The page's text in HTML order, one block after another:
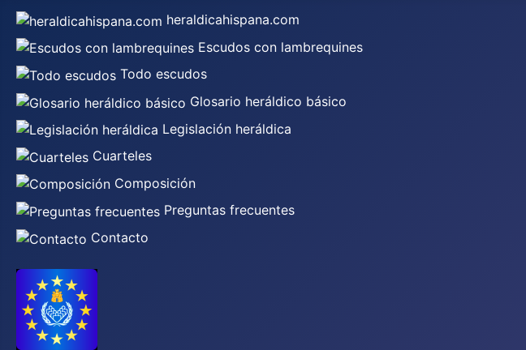
heraldicahispana.com
Escudos con lambrequines
Todo escudos
Glosario heráldico básico
Legislación heráldica
Cuarteles
Composición
Preguntas frecuentes
Contacto